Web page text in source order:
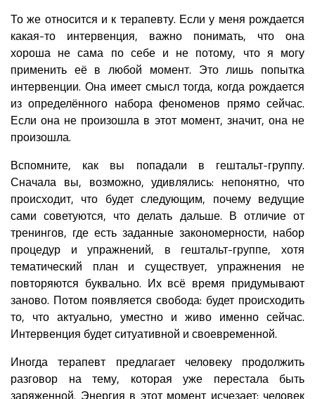
То же относится и к терапевту. Если у меня рождается
какая-то интервенция, важно понимать, что она
хороша не сама по себе и не потому, что я могу
применить её в любой момент. Это лишь попытка
интервенции. Она имеет смысл тогда, когда рождается
из определённого набора феноменов прямо сейчас.
Если она не произошла в этот момент, значит, она не
произошла.
Вспомните, как вы попадали в гештальт-группу.
Сначала вы, возможно, удивлялись: непонятно, что
происходит, что будет следующим, почему ведущие
сами советуются, что делать дальше. В отличие от
тренингов, где есть заданные закономерности, набор
процедур и упражнений, в гештальт-группе, хотя
тематический план и существует, упражнения не
повторяются буквально. Их всё время придумывают
заново. Потом появляется свобода: будет происходить
то, что актуально, уместно и живо именно сейчас.
Интервенция будет ситуативной и своевременной.
Иногда терапевт предлагает человеку продолжить
разговор на тему, которая уже перестала быть
заряженной. Энергия в этот момент исчезает: человек